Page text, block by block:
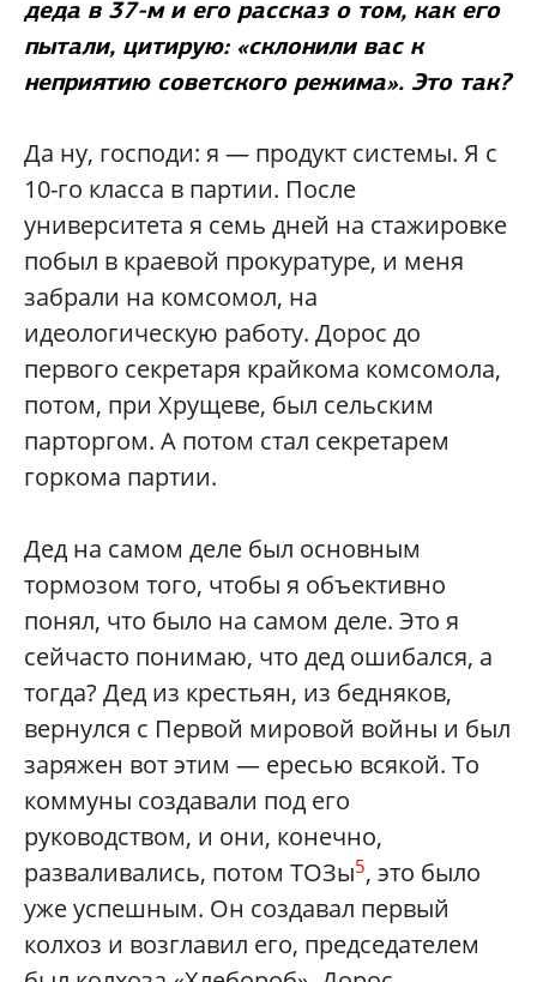
деда в 37-м и его рассказ о том, как его
пытали, цитирую: «склонили вас к
неприятию советского режима». Это так?
Да ну, господи: я — продукт системы. Я с
10-го класса в партии. После
университета я семь дней на стажировке
побыл в краевой прокуратуре, и меня
забрали на комсомол, на
идеологическую работу. Дорос до
первого секретаря крайкома комсомола,
потом, при Хрущеве, был сельским
парторгом. А потом стал секретарем
горкома партии.
Дед на самом деле был основным
тормозом того, чтобы я объективно
понял, что было на самом деле. Это я
сейчасто понимаю, что дед ошибался, а
тогда? Дед из крестьян, из бедняков,
вернулся с Первой мировой войны и был
заряжен вот этим — ересью всякой. То
коммуны создавали под его
руководством, и они, конечно,
разваливались, потом ТОЗы5, это было
уже успешным. Он создавал первый
колхоз и возглавил его, председателем